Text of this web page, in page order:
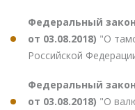
Федеральный
от 03.08.2018) "О
Российской
Федеральный
от 03.08.2018) "О